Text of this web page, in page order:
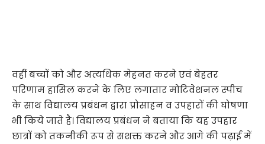
वहीं बच्चों को और अत्यधिक मेहनत करने एवं बेहतर
परिणाम हासिल करने के लिए लगातार मोटिवेशनल स्पीच
के साथ विद्यालय प्रबंधन द्वारा प्रोसाहन व उपहारों की घोषणा
भी किये जाते है। विद्यालय प्रबंधन ने बताया कि यह उपहार
छात्रों को तकनीकी रूप से सशक्त करने और आगे की पढ़ाई में